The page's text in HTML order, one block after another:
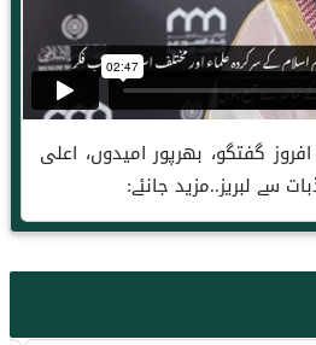
گفتگو، بھرپور امیدوں، اعلی
سے لبریز..مزید جانئے: